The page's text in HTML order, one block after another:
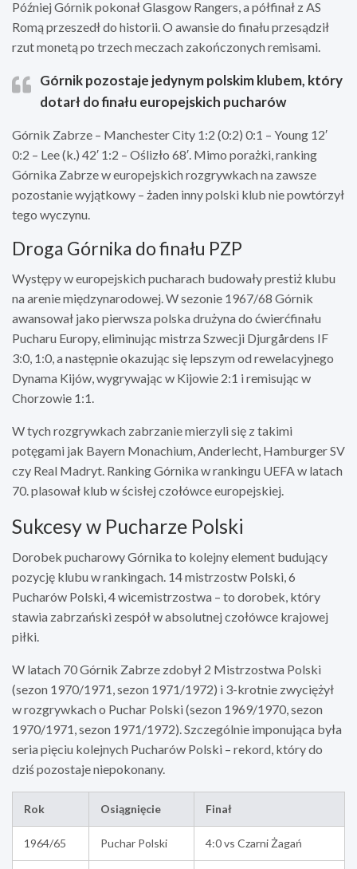
Później Górnik pokonał Glasgow Rangers, a półfinał z AS
Romą przeszedł do historii. O awansie do finału przesądził
rzut monetą po trzech meczach zakończonych remisami.
Górnik pozostaje jedynym polskim klubem, który
dotarł do finału europejskich pucharów
Górnik Zabrze – Manchester City 1:2 (0:2) 0:1 – Young 12′
0:2 – Lee (k.) 42′ 1:2 – Oślizło 68′. Mimo porażki, ranking
Górnika Zabrze w europejskich rozgrywkach na zawsze
pozostanie wyjątkowy – żaden inny polski klub nie powtórzył
tego wyczynu.
Droga Górnika do finału PZP
Występy w europejskich pucharach budowały prestiż klubu
na arenie międzynarodowej. W sezonie 1967/68 Górnik
awansował jako pierwsza polska drużyna do ćwierćfinału
Pucharu Europy, eliminując mistrza Szwecji Djurgårdens IF
3:0, 1:0, a następnie okazując się lepszym od rewelacyjnego
Dynama Kijów, wygrywając w Kijowie 2:1 i remisując w
Chorzowie 1:1.
W tych rozgrywkach zabrzanie mierzyli się z takimi
potęgami jak Bayern Monachium, Anderlecht, Hamburger SV
czy Real Madryt. Ranking Górnika w rankingu UEFA w latach
70. plasował klub w ścisłej czołówce europejskiej.
Sukcesy w Pucharze Polski
Dorobek pucharowy Górnika to kolejny element budujący
pozycję klubu w rankingach. 14 mistrzostw Polski, 6
Pucharów Polski, 4 wicemistrzostwa – to dorobek, który
stawia zabrzański zespół w absolutnej czołówce krajowej
piłki.
W latach 70 Górnik Zabrze zdobył 2 Mistrzostwa Polski
(sezon 1970/1971, sezon 1971/1972) i 3-krotnie zwyciężył
w rozgrywkach o Puchar Polski (sezon 1969/1970, sezon
1970/1971, sezon 1971/1972). Szczególnie imponująca była
seria pięciu kolejnych Pucharów Polski – rekord, który do
dziś pozostaje niepokonany.
Rok Osiągnięcie Finał
1964/65 Puchar Polski 4:0 vs Czarni Żagań